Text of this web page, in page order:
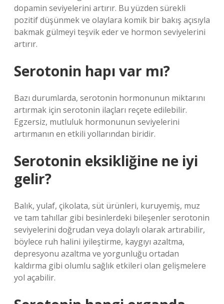
dopamin seviyelerini artırır. Bu yüzden sürekli
pozitif düşünmek ve olaylara komik bir bakış açısıyla
bakmak gülmeyi teşvik eder ve hormon seviyelerini
artırır.
Serotonin hapı var mı?
Bazı durumlarda, serotonin hormonunun miktarını
artırmak için serotonin ilaçları reçete edilebilir.
Egzersiz, mutluluk hormonunun seviyelerini
artırmanın en etkili yollarından biridir.
Serotonin eksikliğine ne iyi
gelir?
Balık, yulaf, çikolata, süt ürünleri, kuruyemiş, muz
ve tam tahıllar gibi besinlerdeki bileşenler serotonin
seviyelerini doğrudan veya dolaylı olarak artırabilir,
böylece ruh halini iyileştirme, kaygıyı azaltma,
depresyonu azaltma ve yorgunluğu ortadan
kaldırma gibi olumlu sağlık etkileri olan gelişmelere
yol açabilir.